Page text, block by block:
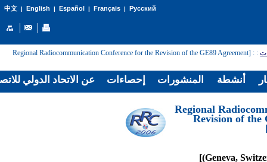
中文| English | Español | Français| Русский
:
: [Regional Radiocommunication Conference for the Revision of the GE89 Agreement
[Regional
Revision of the
عن الاتحاد الدولي إحصاءات المنشورات أنشطة